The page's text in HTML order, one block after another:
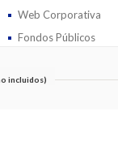
incluidos)
Web Corporativa
Fondos Públicos